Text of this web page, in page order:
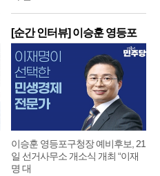
[순간 인터뷰] 이승훈 영등포
구
이승훈 영등포구청장 예비후보, 21
일 선거사무소 개소식 개최 “이재
명 대